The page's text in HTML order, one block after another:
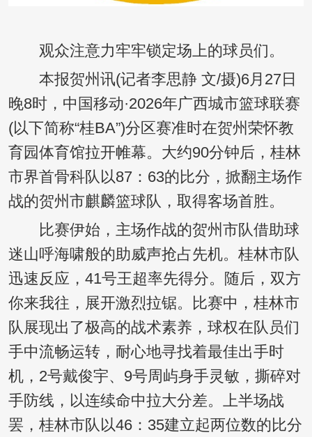
观众注意力牢牢锁定场上的球员们。
本报贺州讯(记者李思静 文/摄)6月27日
晚8时，中国移动·2026年广西城市篮球联赛
(以下简称“桂BA”)分区赛准时在贺州荣怀教
育园体育馆拉开帷幕。大约90分钟后，桂林
市界首骨科队以87：63的比分，掀翻主场作
战的贺州市麒麟篮球队，取得客场首胜。
比赛伊始，主场作战的贺州市队借助球
迷山呼海啸般的助威声抢占先机。桂林市队
迅速反应，41号王超率先得分。随后，双方
你来我往，展开激烈拉锯。比赛中，桂林市
队展现出了极高的战术素养，球权在队员们
手中流畅运转，耐心地寻找着最佳出手时
机，2号戴俊宇、9号周屿身手灵敏，撕碎对
手防线，以连续命中拉大分差。上半场战
罢，桂林市队以46：35建立起两位数的比分